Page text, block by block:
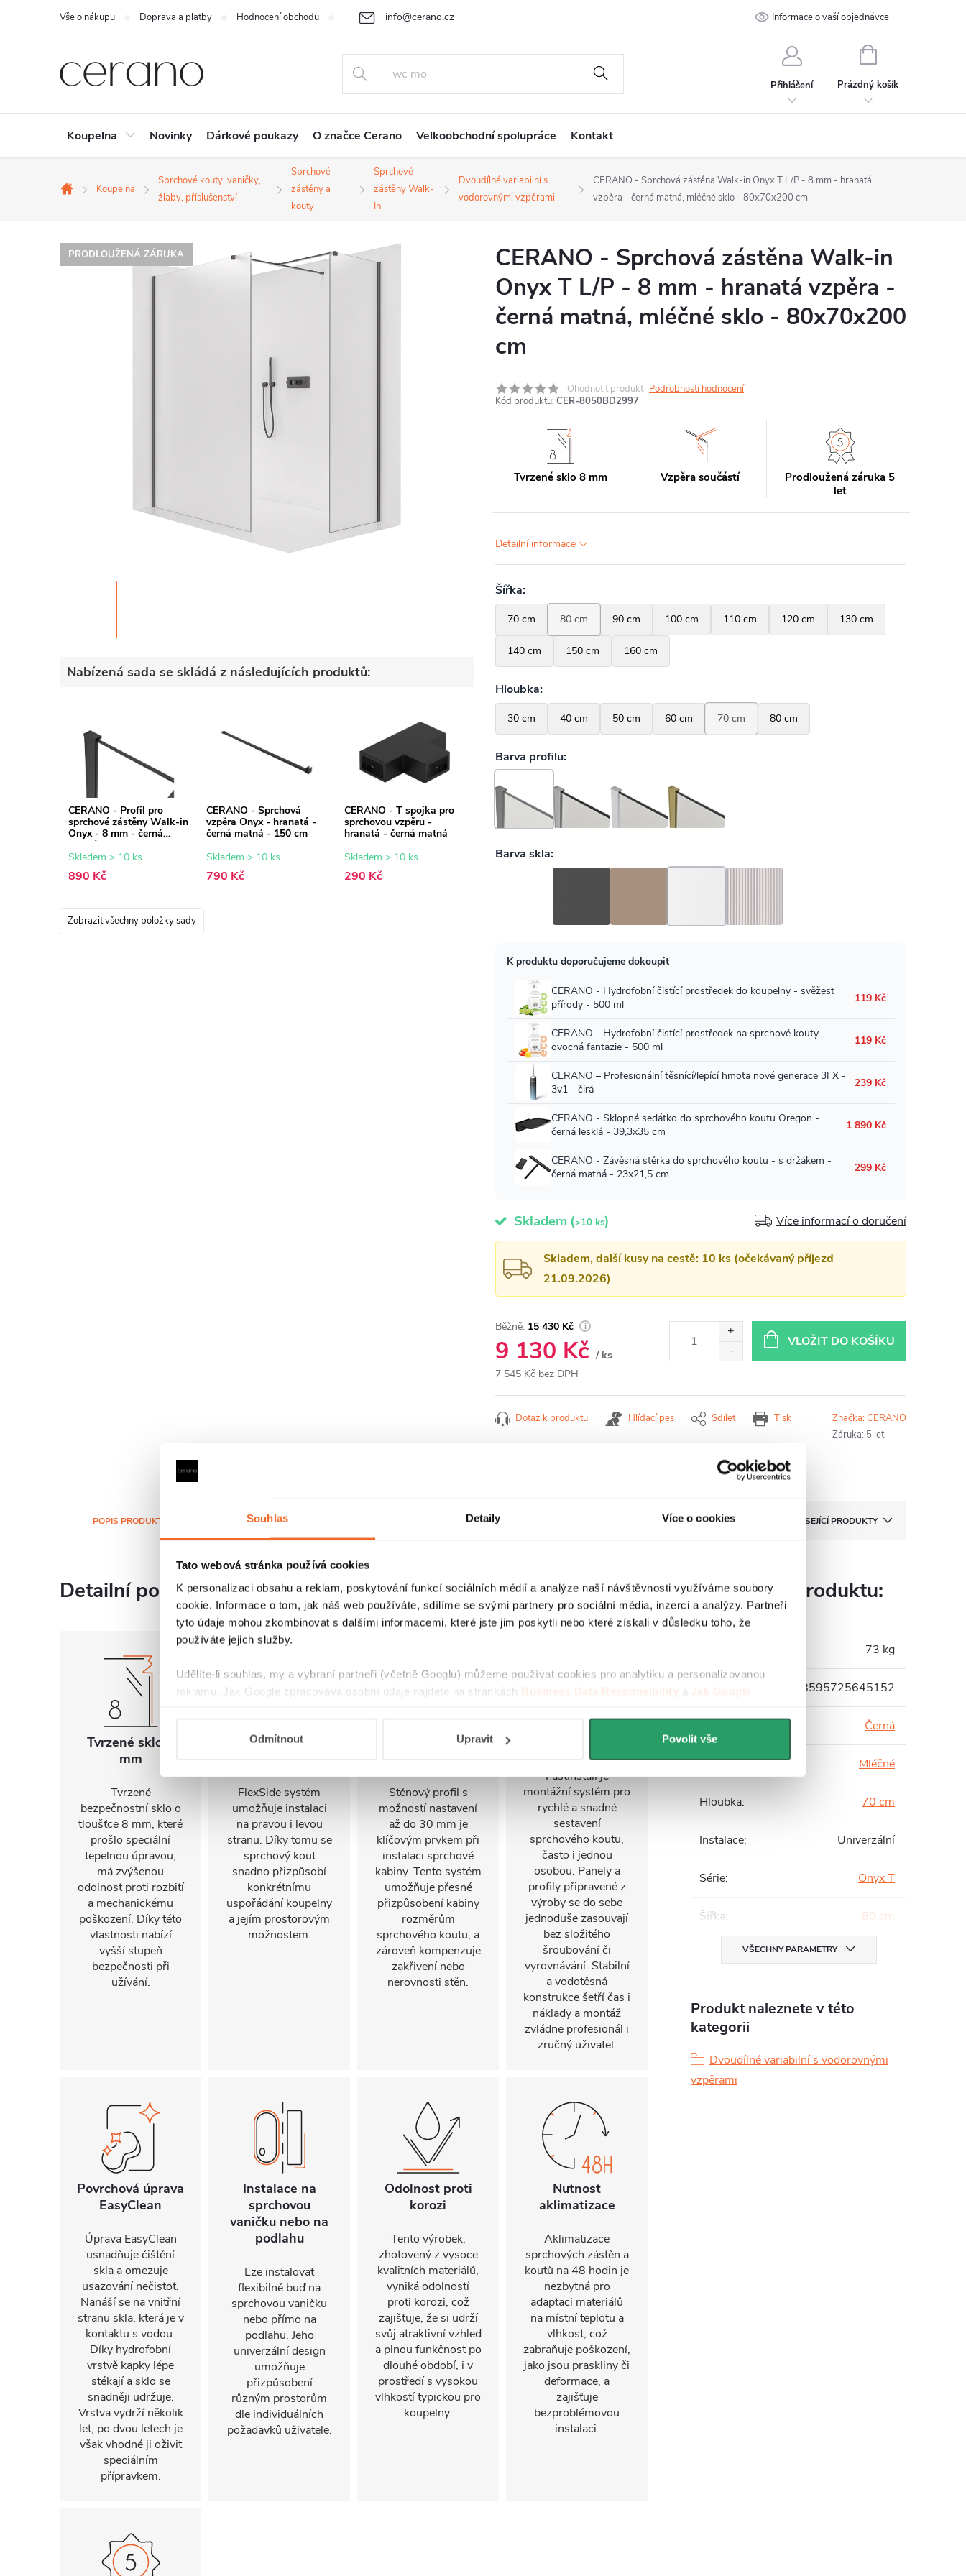
Souhlas Detaily Více o cookies
Tato webová stránka používá cookies
K personalizaci obsahu a reklam, poskytování funkcí sociálních médií a analýze naší návštěvnosti využíváme soubory
cookie. Informace o tom, jak náš web používáte, sdílíme se svými partnery pro sociální média, inzerci a analýzy. Partneři
tyto údaje mohou zkombinovat s dalšími informacemi, které jste jim poskytli nebo které získali v důsledku toho, že
používáte jejich služby.
Udělíte-li souhlas, my a vybraní partneři (včetně Googlu) můžeme používat cookies pro analytiku a personalizovanou
reklamu. Jak Google zpracovává osobní údaje najdete na stránkách Business Data Responsibility a Jak Google
Odmítnout Upravit Povolit vše
+420 226 400 232
info@cerano.cz
Vše o nákupu Doprava a platby Hodnocení obchodu Cenová nabídka na míru Ochrana osobních údajů Kontakt
Informace o vaší objednávce
Přihlášení
NÁKUPNÍ
Prázdný košík
Koupelna Novinky Dárkové poukazy O značce Cerano Velkoobchodní spolupráce Kontakt
Domů
Koupelna
Sprchové kouty, vaničky,
žlaby, příslušenství
Sprchové
zástěny a
kouty
Sprchové
zástěny Walk-
In
Dvoudílné variabilní s
vodorovnými vzpěrami
CERANO - Sprchová zástěna Walk-in Onyx T L/P - 8 mm - hranatá
vzpěra - černá matná, mléčné sklo - 80x70x200 cm
PRODLOUŽENÁ ZÁRUKA
Nabízená sada se skládá z následujících produktů:
CERANO - Profil pro
sprchové zástěny Walk-in
Onyx - 8 mm - černá
matná - 15 mm
Skladem > 10 ks
890 Kč
CERANO - Sprchová
vzpěra Onyx - hranatá -
černá matná - 150 cm
Skladem > 10 ks
790 Kč
CERANO - T spojka pro
sprchovou vzpěru -
hranatá - černá matná
Skladem > 10 ks
290 Kč
Zobrazit všechny položky sady
CERANO - Sprchová zástěna Walk-in
Onyx T L/P - 8 mm - hranatá vzpěra -
černá matná, mléčné sklo - 80x70x200
cm
Ohodnotit produkt Podrobnosti hodnocení
Kód produktu: CER-8050BD2997
Tvrzené sklo 8 mm Vzpěra součástí
Prodloužená záruka 5
let
Detailní informace
Skladem (>10 ks) Více informací o doručení
Skladem, další kusy na cestě: 10 ks (očekávaný příjezd
21.09.2026)
15 430 Kč
9 130 Kč / ks
7 545 Kč bez DPH
VLOŽIT DO KOŠÍKU
Tisk
Dotaz k produktu Hlídací pes Sdílet Značka:CERANO
Záruka: 5 let
POPIS PRODUKTU SOUBORY KE STAŽENÍ ZNAČKA CERANO SOUVISEJÍCÍ PRODUKTY
Detailní popis produktu
Tvrzené sklo 8
mm
Tvrzené
bezpečnostní sklo o
tloušťce 8 mm, které
prošlo speciální
tepelnou úpravou,
má zvýšenou
odolnost proti rozbití
a mechanickému
poškození. Díky této
vlastnosti nabízí
vyšší stupeň
bezpečnosti při
užívání.
Univerzální
FlexSide systém
umožňuje instalaci
na pravou i levou
stranu. Díky tomu se
sprchový kout
snadno přizpůsobí
konkrétnímu
uspořádání koupelny
a jejím prostorovým
možnostem.
Nastavitelný
Stěnový profil s
možností nastavení
až do 30 mm je
klíčovým prvkem při
instalaci sprchové
kabiny. Tento systém
umožňuje přesné
přizpůsobení kabiny
rozměrům
sprchového koutu, a
zároveň kompenzuje
zakřivení nebo
nerovnosti stěn.
FastInstall je
montážní systém pro
rychlé a snadné
sestavení
sprchového koutu,
často i jednou
osobou. Panely a
profily připravené z
výroby se do sebe
jednoduše zasouvají
bez složitého
šroubování či
vyrovnávání. Stabilní
a vodotěsná
konstrukce šetří čas i
náklady a montáž
zvládne profesionál i
zručný uživatel.
Povrchová úprava
EasyClean
Úprava EasyClean
usnadňuje čištění
skla a omezuje
usazování nečistot.
Nanáší se na vnitřní
stranu skla, která je v
kontaktu s vodou.
Díky hydrofobní
vrstvě kapky lépe
stékají a sklo se
snadněji udržuje.
Vrstva vydrží několik
let, po dvou letech je
však vhodné ji oživit
speciálním
přípravkem.
Instalace na
sprchovou
vaničku nebo na
podlahu
Lze instalovat
flexibilně buď na
sprchovou vaničku
nebo přímo na
podlahu. Jeho
univerzální design
umožňuje
přizpůsobení
různým prostorům
dle individuálních
požadavků uživatele.
Odolnost proti
korozi
Tento výrobek,
zhotovený z vysoce
kvalitních materiálů,
vyniká odolností
proti korozi, což
zajišťuje, že si udrží
svůj atraktivní vzhled
a plnou funkčnost po
dlouhé období, i v
prostředí s vysokou
vlhkostí typickou pro
koupelny.
Nutnost
aklimatizace
Aklimatizace
sprchových zástěn a
koutů na 48 hodin je
nezbytná pro
adaptaci materiálů
na místní teplotu a
vlhkost, což
zabraňuje poškození,
jako jsou praskliny či
deformace, a
zajišťuje
bezproblémovou
instalaci.
Parametry produktu:
73 kg
EAN: 8595725645152
Černá
Barva skla: Mléčné
Hloubka: 70 cm
Instalace: Univerzální
Série: Onyx T
Šířka: 80 cm
VŠECHNY PARAMETRY
Produkt naleznete v této
kategorii
Dvoudílné variabilní s vodorovnými
vzpěrami